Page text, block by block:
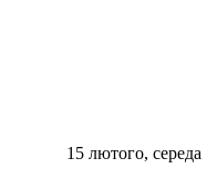
15 лютого, середа